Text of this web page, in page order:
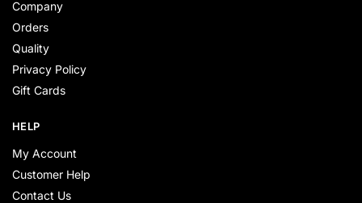
Company
Orders
Quality
Privacy Policy
Gift Cards
HELP
My Account
Customer Help
Contact Us